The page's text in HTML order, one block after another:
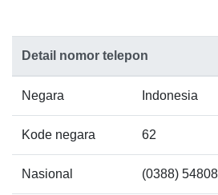
Detail nomor telepon
Negara Indonesia
Kode negara 62
Nasional (0388) 54808